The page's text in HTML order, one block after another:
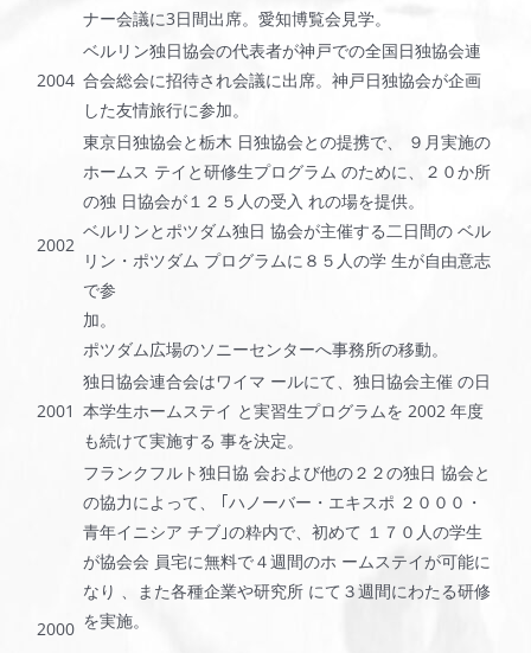
ナー会議に3日間出席。愛知博覧会見学。
2004
ベルリン独日協会の代表者が神戸での全国日独協会連
合会総会に招待され会議に出席。神戸日独協会が企画
した友情旅行に参加。
2002
東京日独協会と栃木 日独協会との提携で、 ９月実施の
ホームス テイと研修生プログラム のために、２０か所
の独 日協会が１２５人の受入 れの場を提供。
ベルリンとポツダム独日 協会が主催する二日間の ベル
リン・ポツダム プログラムに８５人の学 生が自由意志
で参
加。
ポツダム広場のソニーセンターへ事務所の移動。
2001
独日協会連合会はワイマ ールにて、独日協会主催 の日
本学生ホームステイ と実習生プログラムを 2002 年度
も続けて実施する 事を決定。
2000
フランクフルト独日協 会および他の２２の独日 協会と
の協力によって、 ｢ハノーバー・エキスポ ２０００・
青年イニシア チブ｣の粋内で、初めて １７０人の学生
が協会会 員宅に無料で４週間のホ ームステイが可能に
なり 、また各種企業や研究所 にて３週間にわたる研修
を実施。